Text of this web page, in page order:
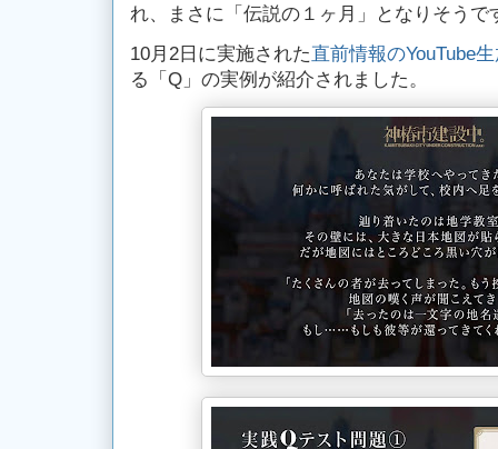
れ、まさに「伝説の１ヶ月」となりそうで
10月2日に実施された直前情報のYouTube
る「Q」の実例が紹介されました。